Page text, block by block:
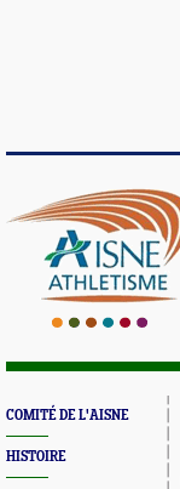
COMITÉ DE L'AISNE
HISTOIRE